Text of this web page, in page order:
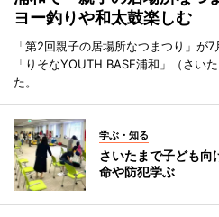
ヨー釣りや和太鼓楽しむ
「第2回親子の居場所なつまつり」が
「りそなYOUTH BASE浦和」（さい
た。
学ぶ・知る
さいたまで子ども
命や防犯学ぶ